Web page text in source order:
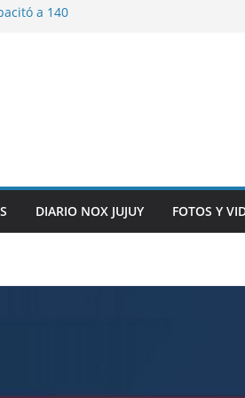
a 140
9 de Julio con
cursantes del
DIARIO NOX JUJUY FOTOS Y